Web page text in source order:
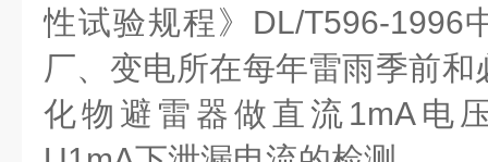
性试验规程》DL/T596-1996
厂、变电所在每年雷雨季前
化物避雷器做直流1mA电